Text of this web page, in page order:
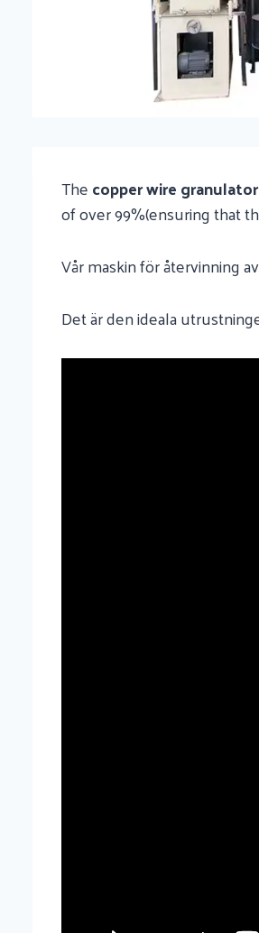
Thecopper wire
of over 99%(ensuring that
Vår maskin för återvinning
Det är den ideala